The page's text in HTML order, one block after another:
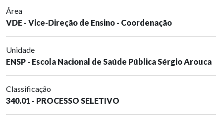
Área
VDE - Vice-Direção de Ensino - Coordenação
Unidade
ENSP - Escola Nacional de Saúde Pública Sérgio Arouca
Classificação
340.01 - PROCESSO SELETIVO